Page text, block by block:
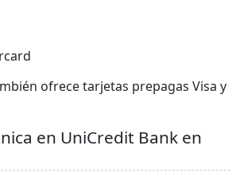
ofrece tarjetas prepagas Visa y
en UniCredit Bank en